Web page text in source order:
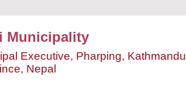
Municipality
Executive, Pharping, Kathmandu
Nepal